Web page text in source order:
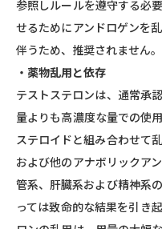
参照しルールを遵守する必
せるためにアンドロゲンを
伴うため、推奨されません。
・薬物乱用と依存
テストステロンは、通常承
量よりも高濃度な量での使
ステロイドと組み合わせて
および他のアナボリックア
管系、肝臓系および精神系
っては致命的な結果を引き